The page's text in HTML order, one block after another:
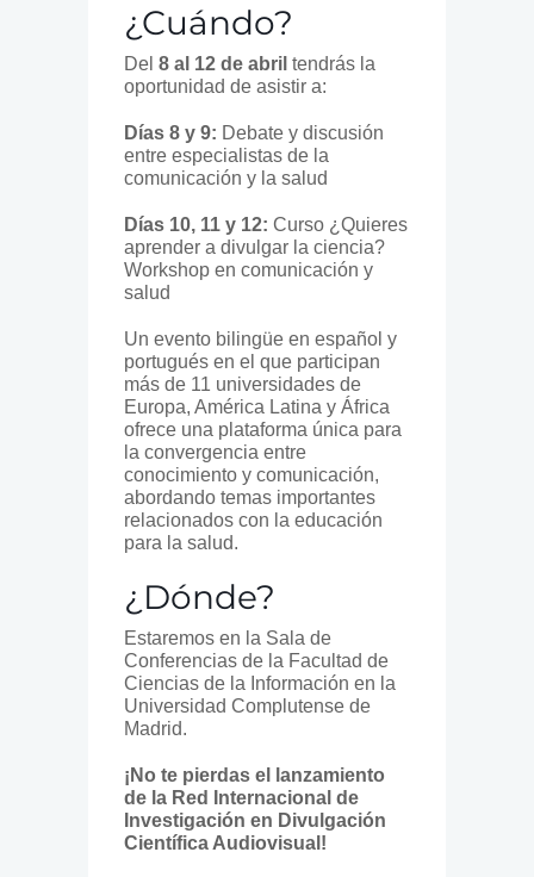
¿Cuándo?
Del 8 al 12 de abril tendrás la
oportunidad de asistir a:
Días 8 y 9: Debate y discusión
entre especialistas de la
comunicación y la salud
Días 10, 11 y 12: Curso ¿Quieres
aprender a divulgar la ciencia?
Workshop en comunicación y
salud
Un evento bilingüe en español y
portugués en el que participan
más de 11 universidades de
Europa, América Latina y África
ofrece una plataforma única para
la convergencia entre
conocimiento y comunicación,
abordando temas importantes
relacionados con la educación
para la salud.
¿Dónde?
Estaremos en la Sala de
Conferencias de la Facultad de
Ciencias de la Información en la
Universidad Complutense de
Madrid.
¡No te pierdas el lanzamiento
de la Red Internacional de
Investigación en Divulgación
Científica Audiovisual!